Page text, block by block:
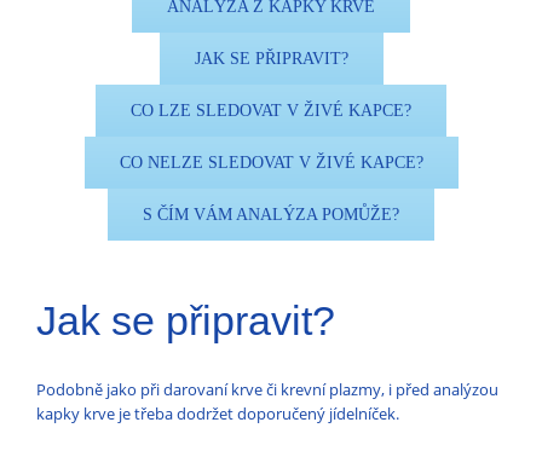
ANALÝZA Z KAPKY KRVE
JAK SE PŘIPRAVIT?
CO LZE SLEDOVAT V ŽIVÉ KAPCE?
CO NELZE SLEDOVAT V ŽIVÉ KAPCE?
S ČÍM VÁM ANALÝZA POMŮŽE?
Jak se připravit?
Podobně jako při darovaní krve či krevní plazmy, i před analýzou
kapky krve je třeba dodržet doporučený jídelníček.